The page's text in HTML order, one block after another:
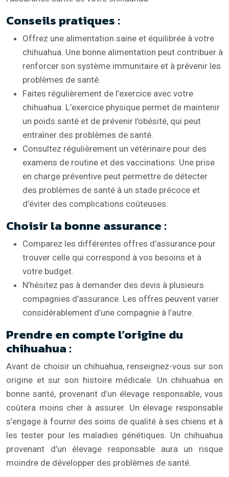
Conseils pratiques :
Offrez une alimentation saine et équilibrée à votre
chihuahua. Une bonne alimentation peut contribuer à
renforcer son système immunitaire et à prévenir les
problèmes de santé.
Faites régulièrement de l’exercice avec votre
chihuahua. L’exercice physique permet de maintenir
un poids santé et de prévenir l’obésité, qui peut
entraîner des problèmes de santé.
Consultez régulièrement un vétérinaire pour des
examens de routine et des vaccinations. Une prise
en charge préventive peut permettre de détecter
des problèmes de santé à un stade précoce et
d’éviter des complications coûteuses.
Choisir la bonne assurance :
Comparez les différentes offres d’assurance pour
trouver celle qui correspond à vos besoins et à
votre budget.
N’hésitez pas à demander des devis à plusieurs
compagnies d’assurance. Les offres peuvent varier
considérablement d’une compagnie à l’autre.
Prendre en compte l’origine du
chihuahua :
Avant de choisir un chihuahua, renseignez-vous sur son
origine et sur son histoire médicale. Un chihuahua en
bonne santé, provenant d’un élevage responsable, vous
coûtera moins cher à assurer. Un élevage responsable
s’engage à fournir des soins de qualité à ses chiens et à
les tester pour les maladies génétiques. Un chihuahua
provenant d’un élevage responsable aura un risque
moindre de développer des problèmes de santé.